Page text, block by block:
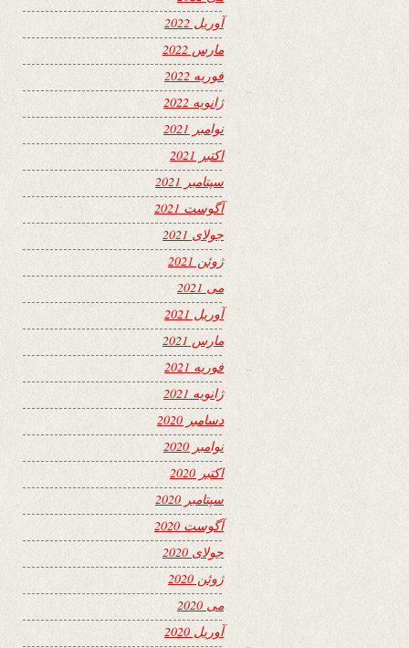
آوریل 2022
مارس 2022
فوریه 2022
ژانویه 2022
نوامبر 2021
اکتبر 2021
سپتامبر 2021
آگوست 2021
جولای 2021
ژوئن 2021
می 2021
آوریل 2021
مارس 2021
فوریه 2021
ژانویه 2021
دسامبر 2020
نوامبر 2020
اکتبر 2020
سپتامبر 2020
آگوست 2020
جولای 2020
ژوئن 2020
می 2020
آوریل 2020